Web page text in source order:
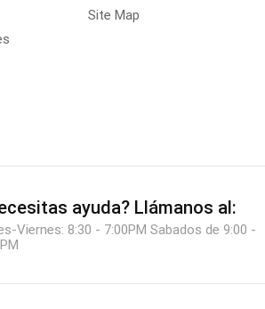
Site Map
ayuda? Llámanos al:
Viernes: 8:30 - 7:00PM Sabados de 9:00 -